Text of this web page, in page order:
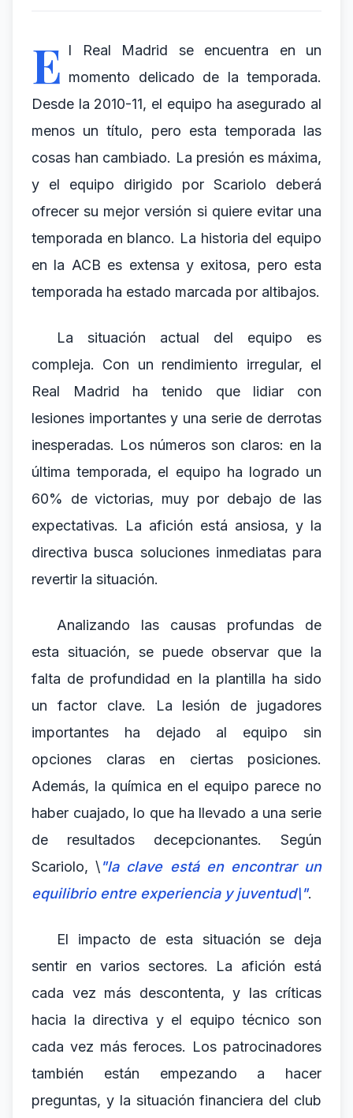
E l Real Madrid se encuentra en un
momento delicado de la temporada.
Desde la 2010-11, el equipo ha asegurado al
menos un título, pero esta temporada las
cosas han cambiado. La presión es máxima,
y el equipo dirigido por Scariolo deberá
ofrecer su mejor versión si quiere evitar una
temporada en blanco. La historia del equipo
en la ACB es extensa y exitosa, pero esta
temporada ha estado marcada por altibajos.
La situación actual del equipo es
compleja. Con un rendimiento irregular, el
Real Madrid ha tenido que lidiar con
lesiones importantes y una serie de derrotas
inesperadas. Los números son claros: en la
última temporada, el equipo ha logrado un
60% de victorias, muy por debajo de las
expectativas. La afición está ansiosa, y la
directiva busca soluciones inmediatas para
revertir la situación.
Analizando las causas profundas de
esta situación, se puede observar que la
falta de profundidad en la plantilla ha sido
un factor clave. La lesión de jugadores
importantes ha dejado al equipo sin
opciones claras en ciertas posiciones.
Además, la química en el equipo parece no
haber cuajado, lo que ha llevado a una serie
de resultados decepcionantes. Según
Scariolo, \"la clave está en encontrar un
equilibrio entre experiencia y juventud\".
El impacto de esta situación se deja
sentir en varios sectores. La afición está
cada vez más descontenta, y las críticas
hacia la directiva y el equipo técnico son
cada vez más feroces. Los patrocinadores
también están empezando a hacer
preguntas, y la situación financiera del club